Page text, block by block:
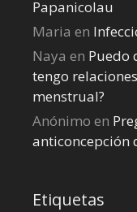
Papanicolau
Maria en
Naya en Puedo
tengo
menstrual?
Anónimo en
anticoncepción
Etiquetas